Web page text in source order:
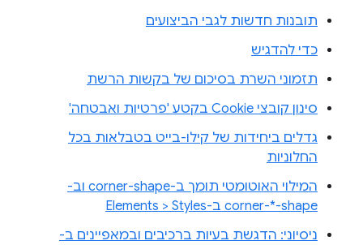
תובנות חדשות לגבי הביצועים
כדי להדגיש
תזמוני השרת בסיכום של בקשות הרשת
סינון קובצי Cookie בקטע 'פרטיות ואבטחה'
גדלים ביחידות של קילו-בייט בטבלאות בכל
החלוניות
המילוי האוטומטי תומך ב-corner-shape וב-
corner-*-shape ב-Elements > Styles
ניסיוני: הדגשת בעיות ברכיבים ובמאפיינים ב-